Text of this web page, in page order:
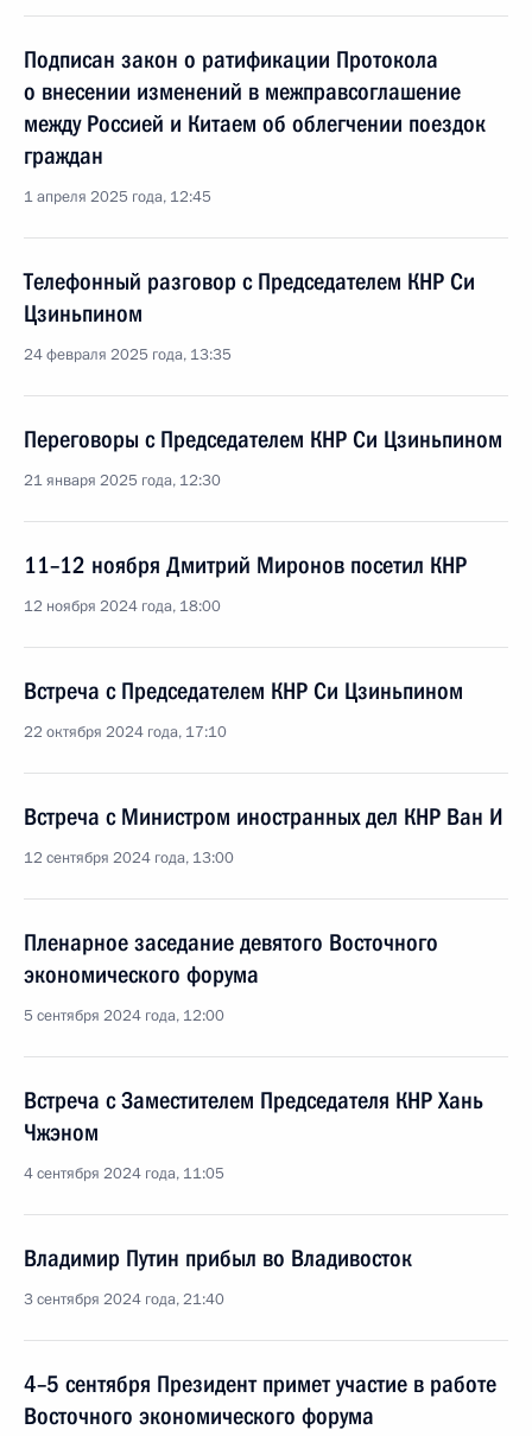
Подписан закон о ратификации Протокола
о внесении изменений в межправсоглашение
между Россией и Китаем об облегчении поездок
граждан
1 апреля 2025 года, 12:45
Телефонный разговор с Председателем КНР Си
Цзиньпином
24 февраля 2025 года, 13:35
Переговоры с Председателем КНР Си Цзиньпином
21 января 2025 года, 12:30
11–12 ноября Дмитрий Миронов посетил КНР
12 ноября 2024 года, 18:00
Встреча с Председателем КНР Си Цзиньпином
22 октября 2024 года, 17:10
Встреча с Министром иностранных дел КНР Ван И
12 сентября 2024 года, 13:00
Пленарное заседание девятого Восточного
экономического форума
5 сентября 2024 года, 12:00
Встреча с Заместителем Председателя КНР Хань
Чжэном
4 сентября 2024 года, 11:05
Владимир Путин прибыл во Владивосток
3 сентября 2024 года, 21:40
4–5 сентября Президент примет участие в работе
Восточного экономического форума